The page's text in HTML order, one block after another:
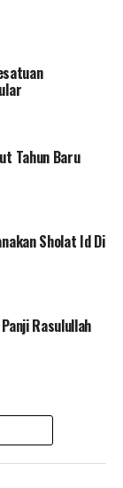
Tahun Baru
Sholat Id Di
Rasulullah